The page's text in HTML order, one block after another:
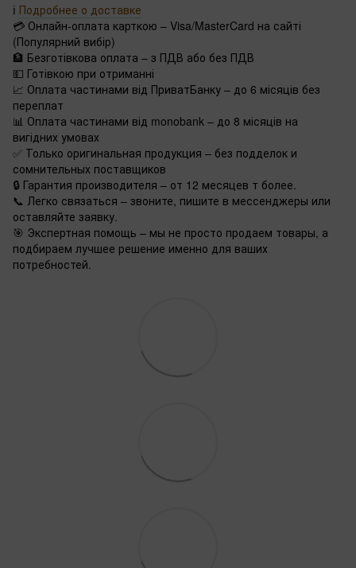
ℹ️ Подробнее о доставке
💳 Онлайн-оплата карткою – Visa/MasterCard на сайті
(Популярний вибір)
🏦 Безготівкова оплата – з ПДВ або без ПДВ
💵 Готівкою при отриманні
📈 Оплата частинами від ПриватБанку – до 6 місяців без
переплат
📊 Оплата частинами від monobank – до 8 місяців на
вигідних умовах
✅ Только оригинальная продукция – без подделок и
сомнительных поставщиков
🔒 Гарантия производителя – от 12 месяцев т более.
📞 Легко связаться – звоните, пишите в мессенджеры или
оставляйте заявку.
🎯 Экспертная помощь – мы не просто продаем товары, а
подбираем лучшее решение именно для ваших
потребностей.